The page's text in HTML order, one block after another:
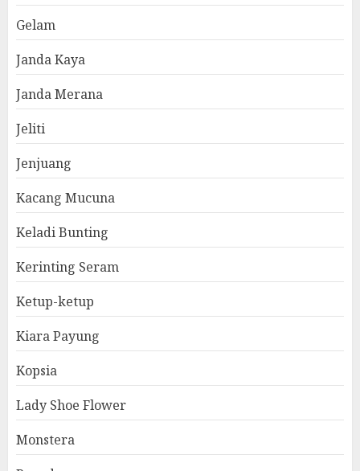
Gelam
Janda Kaya
Janda Merana
Jeliti
Jenjuang
Kacang Mucuna
Keladi Bunting
Kerinting Seram
Ketup-ketup
Kiara Payung
Kopsia
Lady Shoe Flower
Monstera